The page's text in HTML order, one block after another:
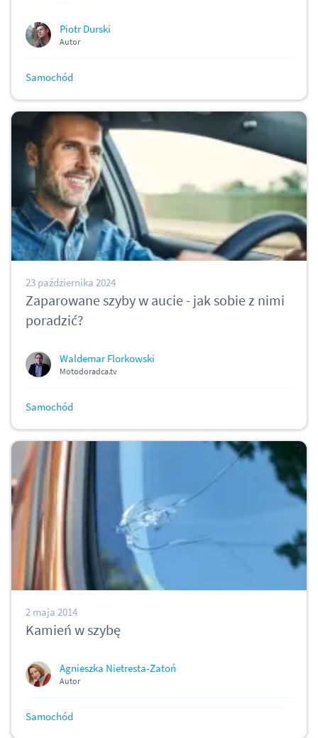
Piotr Durski
Autor
Samochód
23 października 2024
Zaparowane szyby w aucie - jak sobie z nimi
poradzić?
Waldemar Florkowski
Motodoradca.tv
Samochód
2 maja 2014
Kamień w szybę
Agnieszka Nietresta-Zatoń
Autor
Samochód